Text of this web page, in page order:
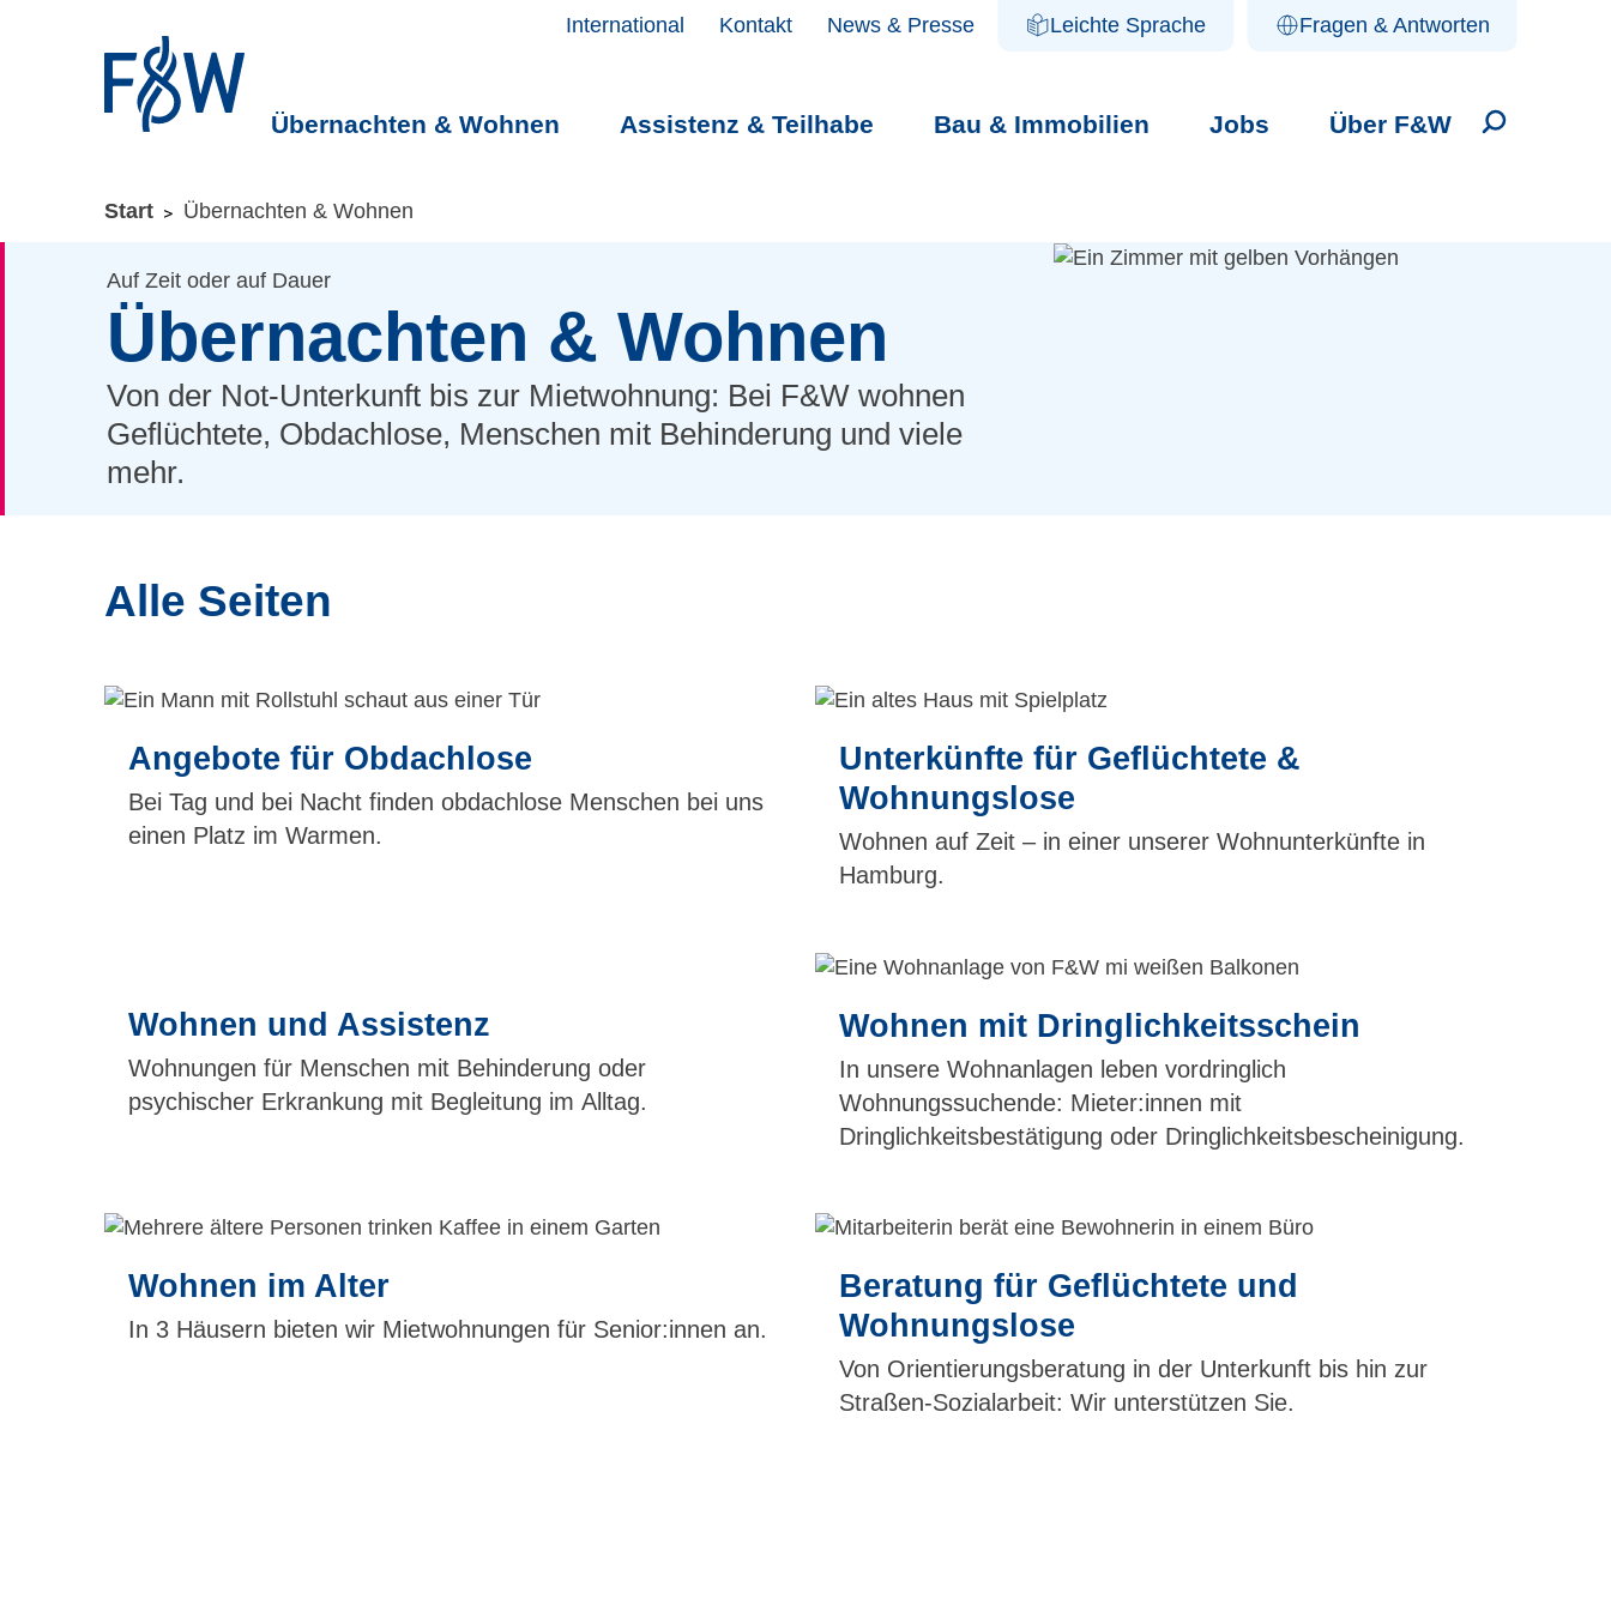
ZUM HAUPTINHALT SPRINGEN ZUR SUCHE SPRINGEN
International Kontakt News & Presse Leichte Sprache Fragen & Antworten
Übernachten & Wohnen Assistenz & Teilhabe Bau & Immobilien Jobs Über F&W Suche
Sie befinden sich hier:
Start Übernachten & Wohnen
Auf Zeit oder auf Dauer
Übernachten & Wohnen
Von der Not-Unterkunft bis zur Mietwohnung: Bei F&W wohnen
Geflüchtete, Obdachlose, Menschen mit Behinderung und viele
mehr.
Alle Seiten
Angebote für Obdachlose
Bei Tag und bei Nacht finden obdachlose Menschen bei uns
einen Platz im Warmen.
Unterkünfte für Geflüchtete &
Wohnungslose
Wohnen auf Zeit – in einer unserer Wohnunterkünfte in
Hamburg.
Wohnen und Assistenz
Wohnungen für Menschen mit Behinderung oder
psychischer Erkrankung mit Begleitung im Alltag.
Wohnen mit Dringlichkeitsschein
In unsere Wohnanlagen leben vordringlich
Wohnungssuchende: Mieter:innen mit
Dringlichkeitsbestätigung oder Dringlichkeitsbescheinigung.
Wohnen im Alter
In 3 Häusern bieten wir Mietwohnungen für Senior:innen an.
Beratung für Geflüchtete und
Wohnungslose
Von Orientierungsberatung in der Unterkunft bis hin zur
Straßen-Sozialarbeit: Wir unterstützen Sie.